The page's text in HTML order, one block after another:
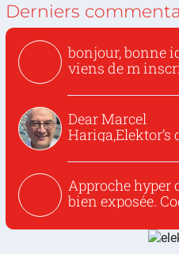
Derniers
bonjour, bonne
viens de m
Dear Marcel
Hariga,Elektor’s
Approche hyper
bien exposée.